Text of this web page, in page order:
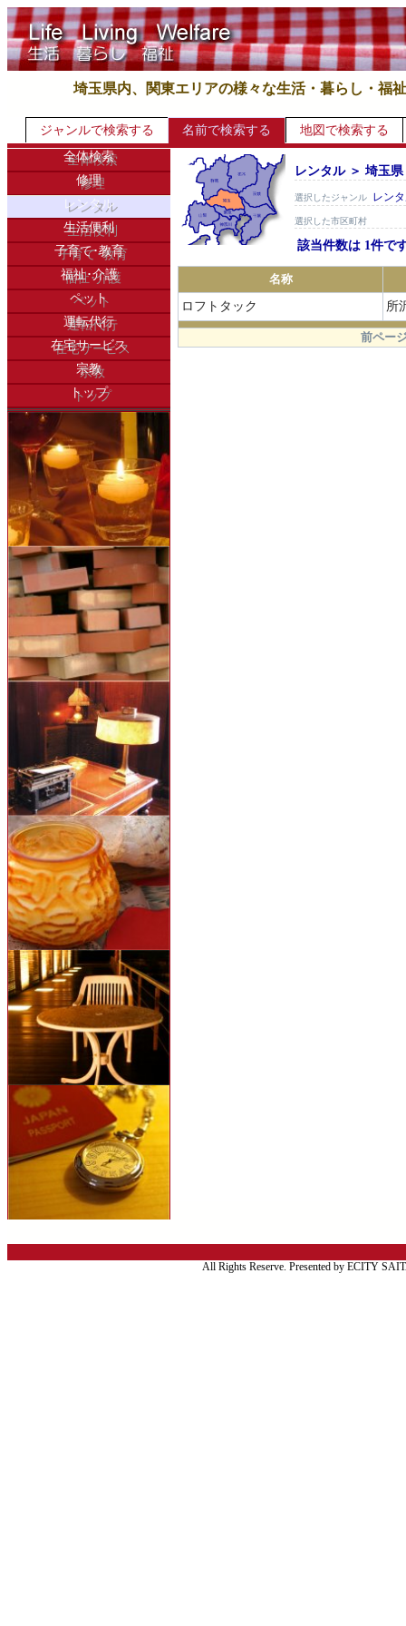
埼玉県内、関東エリアの様々な生活・暮らし・福
ジャンルで検索する 名前で検索する
地図で検索する
全体検索
修理
レンタル
生活便利
子育て･教育
福祉･介護
ペット
運転代行
在宅サービス
宗教
トップ
レンタル ＞ 埼玉
選択したジャンル レン
選択した市区町村
該当件数は 1件で
名称
ロフトタック
所
.
前ペー
All Rights Reserve. Presented by ECITY